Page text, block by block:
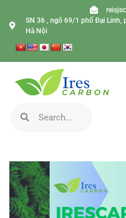
SN 36 , ngõ 69/1 phố Đại Linh,
Hà Nội